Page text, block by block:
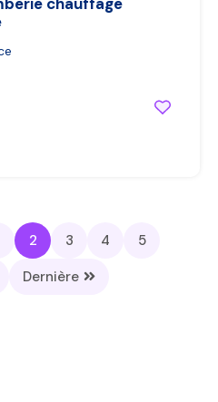
2 3 4
5
Dernière